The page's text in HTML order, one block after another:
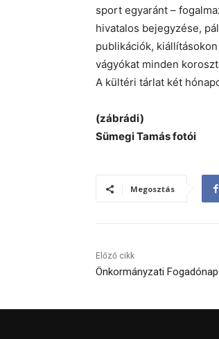
sport egyaránt –
hivatalos bejegyzése,
publikációk,
vágyókat minden
A kültéri tárlat két
(zábrádi)
Sümegi Tamás fotói
Megosztás
Előző cikk
Önkormányzati